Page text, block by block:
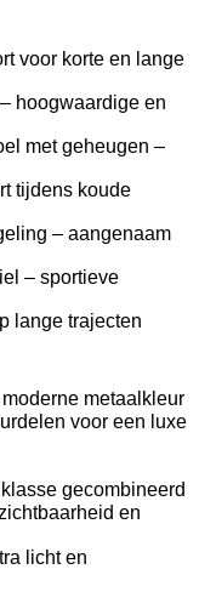
voor korte en lange
hoogwaardige en
met geheugen –
tijdens koude
– aangenaam
– sportieve
lange trajecten
metaalkleur
voor een luxe
gecombineerd
en
licht en